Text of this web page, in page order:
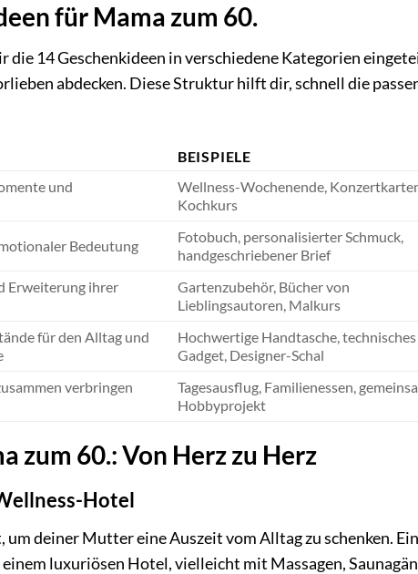
für Mama zum 60.
die 14 Geschenkideen in verschiedene Kategorien
abdecken. Diese Struktur hilft dir, schnell die
BEISPIELE
und
Wellness-Wochenende,
Kochkurs
Bedeutung
Fotobuch, personalisierter Schmuck,
handgeschriebener Brief
Erweiterung ihrer
Gartenzubehör, Bücher von
Lieblingsautoren, Malkurs
für den Alltag und
Hochwertige Handtasche, technisches
Gadget, Designer-Schal
verbringen
Tagesausflug, Familienessen,
Hobbyprojekt
zum 60.: Von Herz zu Herz
Hotel
deiner Mutter eine Auszeit vom Alltag zu schenken. Ein
luxuriösen Hotel, vielleicht mit Massagen,